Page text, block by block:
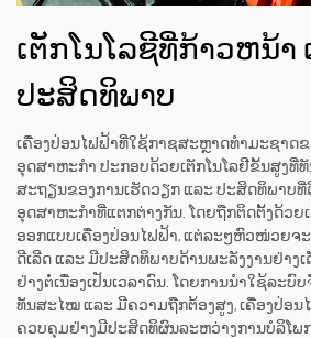
ເຕັກໂນໂລຊີທີ່ກ້າວຫນ້າ
ປະສິດທິພາບ
ເຄື່ອງປ່ອນໄຟຟ້າທີ່ໃຊ້ກາຊສະຫຼາດທຳມະຊາດຂ
ອຸດສາຫະກຳ ປະກອບດ້ວຍເຕັກໂນໂລຢີຂັ້ນສູງທີ່
ສະຖຽນຂອງການເຮັດວຽກ ແລະ ປະສິດທິພາບ
ອຸດສາຫະກຳທີ່ແຕກຕ່າງກັນ. ໂດຍຖືກຕິດຕັ້ງດ້ວຍ
ອອກແບບເຄື່ອງປ່ອນໄຟຟ້າ, ແຕ່ລະໆຫົວໜ່ວຍຈ
ດີເລີດ ແລະ ມີປະສິດທິພາບດ້ານພະລັງງານຢ່າງ
ຢ່າງຕໍ່ເນື່ອງເປັນເວລາດົນ. ໂດຍການນຳໃຊ້ລະບົ
ທັນສະໄໝ ແລະ ມີຄວາມຖືກຕ້ອງສູງ, ເຄື່ອງປ່ອ
ຄວບຄຸມຢ່າງມີປະສິດທິຜົນລະຫວ່າງການບໍລິໂພກ